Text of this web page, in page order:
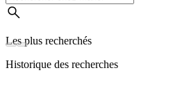
Les plus recherchés
Historique des recherches